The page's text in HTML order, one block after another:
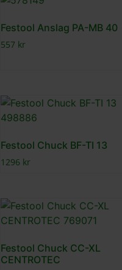
Festool Anslag PA-MB 40
557 kr
Festool Chuck BF-TI 13
1296 kr
Festool Chuck CC-XL
CENTROTEC